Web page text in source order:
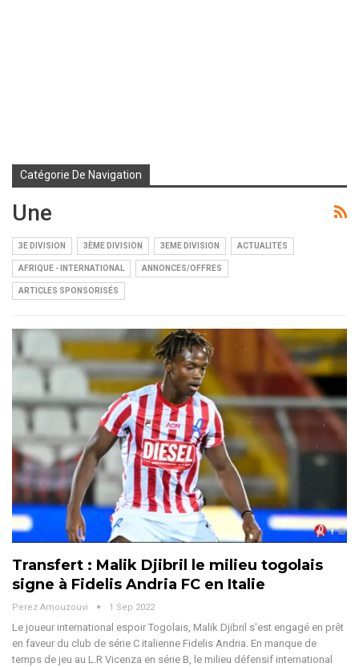
Catégorie De Navigation
Une
3E DIVISION 3ÈME DIVISION 3EME DIVISION ACTUALITES
AFRIQUE - INTERNATIONAL ANNONCES/OFFRES
ARTICLES SPONSORISÉS
Transfert : Malik Djibril le milieu togolais
signe à Fidelis Andria FC en Italie
Perez Amouzouvi 1 Sep 2022
Le joueur international espoir Togolais, Malik Djibril s'est engagé en prêt
en faveur du club de série C italienne Fidelis Andria. En manque de
temps de jeu au L.R Vicenza en série B, le milieu défensif international